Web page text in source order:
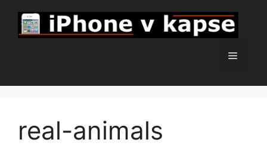
obsah
Menu
real-animals